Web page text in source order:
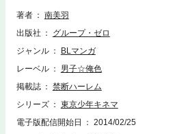
著者
南美羽
出版社
グループ・ゼロ
ジャンル
BLマンガ
レーベル
男子☆俺色
掲載誌
禁断ハーレム
シリーズ
東京少年キネマ
電子版配信開始日
2014/02/25